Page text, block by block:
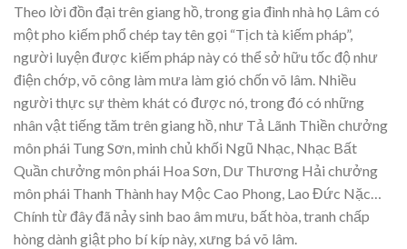
Theo lời đồn đại trên giang hồ, trong gia đình nhà họ Lâm có
một pho kiếm phổ chép tay tên gọi “Tịch tà kiếm pháp”,
người luyện được kiếm pháp này có thể sở hữu tốc độ như
điện chớp, võ công làm mưa làm gió chốn võ lâm. Nhiều
người thực sự thèm khát có được nó, trong đó có những
nhân vật tiếng tăm trên giang hồ, như Tả Lãnh Thiền chưởng
môn phái Tung Sơn, minh chủ khối Ngũ Nhạc, Nhạc Bất
Quần chưởng môn phái Hoa Sơn, Dư Thương Hải chưởng
môn phái Thanh Thành hay Mộc Cao Phong, Lao Đức Nặc…
Chính từ đây đã nảy sinh bao âm mưu, bất hòa, tranh chấp
hòng dành giật pho bí kíp này, xưng bá võ lâm.